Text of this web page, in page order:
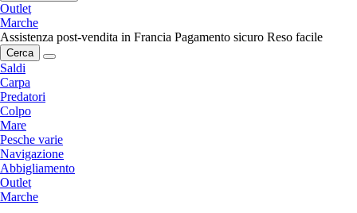
Outlet
Marche
Assistenza post-vendita in Francia Pagamento sicuro Reso facile
Cerca
Saldi
Carpa
Predatori
Colpo
Mare
Pesche varie
Navigazione
Abbigliamento
Outlet
Marche